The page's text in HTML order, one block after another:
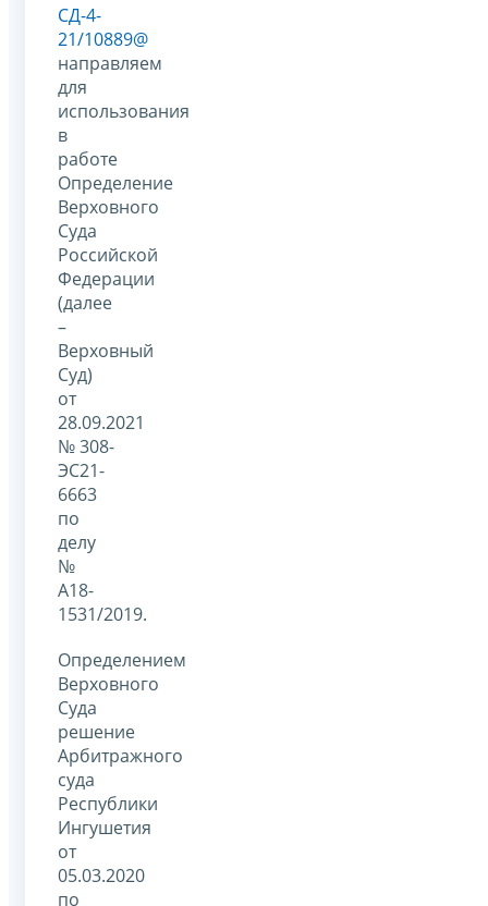
СД-4-
21/10889@
направляем
для
использования
в
работе
Определение
Верховного
Суда
Российской
Федерации
(далее
–
Верховный
Суд)
от
28.09.2021
№ 308-
ЭС21-
6663
по
делу
№
А18-
1531/2019.
Определением
Верховного
Суда
решение
Арбитражного
суда
Республики
Ингушетия
от
05.03.2020
по